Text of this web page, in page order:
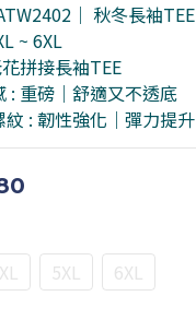
｜ 秋冬長袖TEE
~ 6XL
拼接長袖TEE
: 重磅｜舒適又不透底
: 韌性強化｜彈力提升
5XL 6XL